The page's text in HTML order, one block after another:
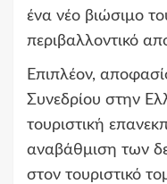
ένα νέο βιώσιμο
περιβαλλοντικό
Επιπλέον,
Συνεδρίου στην
τουριστική
αναβάθμιση των
στον τουριστικό